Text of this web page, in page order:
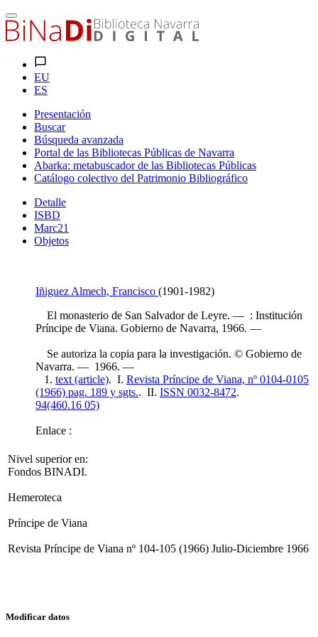
EU
ES
Presentación
Buscar
Búsqueda avanzada
Portal de las Bibliotecas Públicas de Navarra
Abarka: metabuscador de las Bibliotecas Públicas
Catálogo colectivo del Patrimonio Bibliográfico
Detalle
ISBD
Marc21
Objetos
Iñiguez Almech, Francisco (1901-1982)
El monasterio de San Salvador de Leyre. — : Institución
Príncipe de Viana. Gobierno de Navarra, 1966. —
Se autoriza la copia para la investigación. © Gobierno de
Navarra. — 1966. —
1. text (article). I. Revista Príncipe de Viana, nº 0104-0105
(1966) pag. 189 y sgts.. II. ISSN 0032-8472.
94(460.16 05)
Enlace :
Nivel superior en:
Fondos BINADI.
Hemeroteca
Príncipe de Viana
Revista Príncipe de Viana nº 104-105 (1966) Julio-Diciembre 1966
Modificar datos